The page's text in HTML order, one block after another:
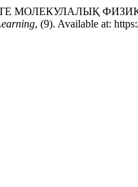
, (9). Available at: